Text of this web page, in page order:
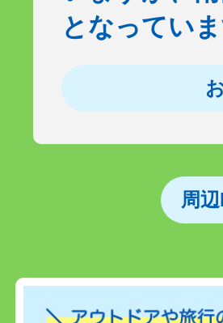
となってい
周